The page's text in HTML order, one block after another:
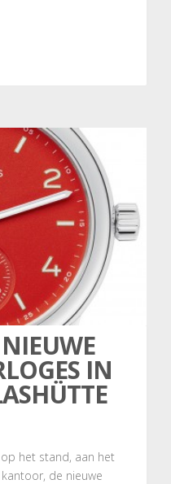
IN
het stand, aan het
de nieuwe